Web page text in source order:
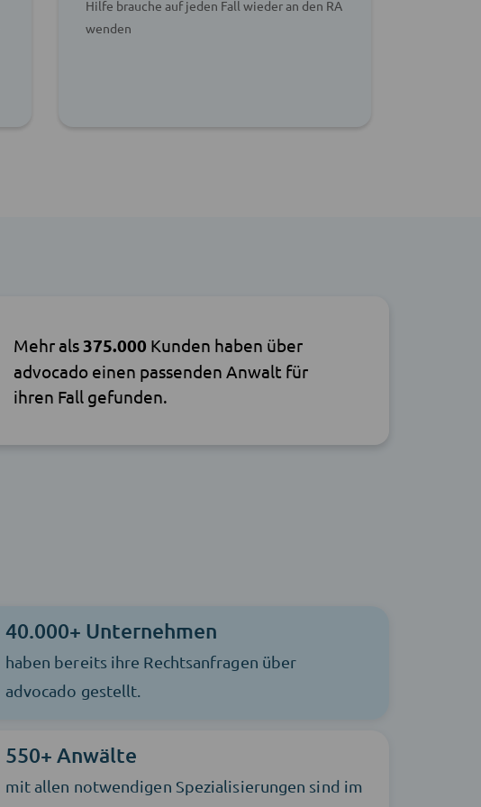
Hilfe brauche auf jeden Fall wieder an den RA
wenden
Mehr als375.000 Kunden haben über
advocado einen passenden Anwalt für
ihren Fall gefunden.
40.000+ Unternehmen
haben bereits ihre Rechtsanfragen über
advocado gestellt.
550+ Anwälte
mit allen notwendigen Spezialisierungen sind im